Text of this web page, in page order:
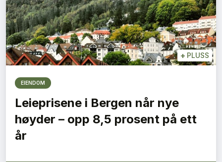
+ PLUSS
EIENDOM
Leieprisene i Bergen når nye
høyder – opp 8,5 prosent på ett
år